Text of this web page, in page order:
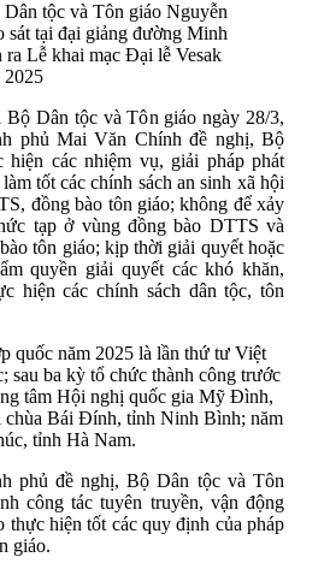
tộc và Tôn giáo Nguyễn
sát tại đại giảng đường Minh
ra Lễ khai mạc Đại lễ Vesak
Dân tộc và Tôn giáo ngày 28/3,
phủ Mai Văn Chính đề nghị, Bộ
các nhiệm vụ, giải pháp phát
tốt các chính sách an sinh xã hội
đồng bào tôn giáo; không để xảy
tạp ở vùng đồng bào DTTS và
tôn giáo; kịp thời giải quyết hoặc
quyền giải quyết các khó khăn,
hiện các chính sách dân tộc, tôn
quốc năm 2025 là lần thứ tư Việt
sau ba kỳ tổ chức thành công trước
tâm Hội nghị quốc gia Mỹ Đình,
chùa Bái Đính, tỉnh Ninh Bình; năm
tỉnh Hà Nam.
phủ đề nghị, Bộ Dân tộc và Tôn
công tác tuyên truyền, vận động
thực hiện tốt các quy định của pháp
giáo.